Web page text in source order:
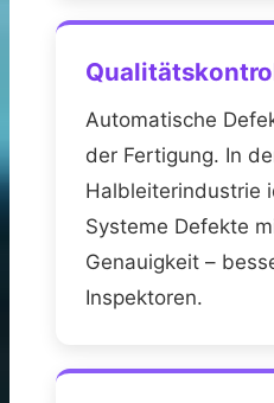
Automatische
der Fertigung. In
Halbleiterindustrie
Systeme Defekte
Genauigkeit –
Inspektoren.